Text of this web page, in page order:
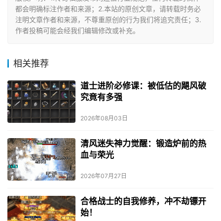
都会明确标注作者和来源；2.本站的原创文章，请转载时务必
注明文章作者和来源，不尊重原创的行为我们将追究责任；3.
作者投稿可能会经我们编辑修改或补充。
相关推荐
道士进阶必修课：被低估的飓风破
究竟有多强
2026年08月03日
清风迷失神力觉醒：锻造炉前的热
血与荣光
2026年07月27日
合格战士的自我修养，冲不劫镖开
始！